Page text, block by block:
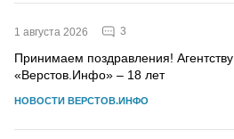
1 августа 2026 3
Принимаем поздравления! Агентству
«Верстов.Инфо» – 18 лет
НОВОСТИ ВЕРСТОВ.ИНФО